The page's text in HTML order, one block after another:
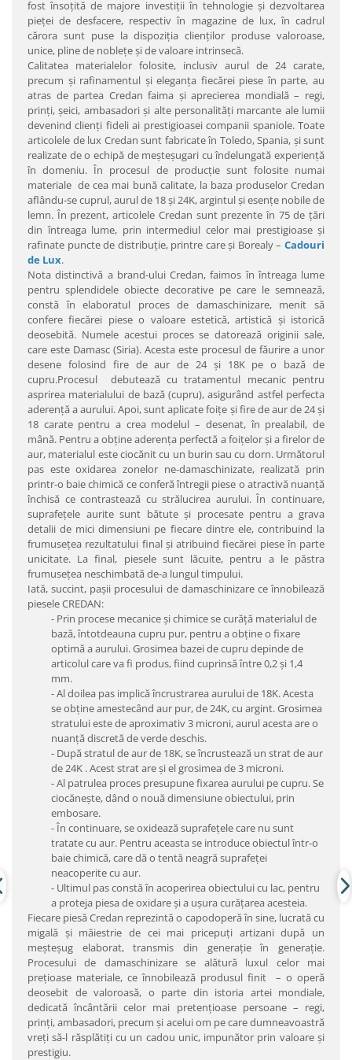
fost însoţită de majore investiţii în tehnologie şi dezvoltarea
pieţei de desfacere, respectiv în magazine de lux, în cadrul
cărora sunt puse la dispoziţia clienţilor produse valoroase,
unice, pline de nobleţe şi de valoare intrinsecă.
Calitatea materialelor folosite, inclusiv aurul de 24 carate,
precum şi rafinamentul şi eleganţa fiecărei piese în parte, au
atras de partea Credan faima şi aprecierea mondială – regi,
prinţi, şeici, ambasadori şi alte personalităţi marcante ale lumii
devenind clienţi fideli ai prestigioasei companii spaniole. Toate
articolele de lux Credan sunt fabricate în Toledo, Spania, şi sunt
realizate de o echipă de meşteşugari cu îndelungată experienţă
în domeniu. În procesul de producţie sunt folosite numai
materiale de cea mai bună calitate, la baza produselor Credan
aflându-se cuprul, aurul de 18 şi 24K, argintul şi esenţe nobile de
lemn. În prezent, articolele Credan sunt prezente în 75 de ţări
din întreaga lume, prin intermediul celor mai prestigioase şi
rafinate puncte de distribuţie, printre care şi Borealy – Cadouri
de Lux.
Nota distinctivă a brand-ului Credan, faimos în întreaga lume
pentru splendidele obiecte decorative pe care le semnează,
constă în elaboratul proces de damaschinizare, menit să
confere fiecărei piese o valoare estetică, artistică şi istorică
deosebită. Numele acestui proces se datorează originii sale,
care este Damasc (Siria). Acesta este procesul de făurire a unor
desene folosind fire de aur de 24 şi 18K pe o bază de
cupru.Procesul debutează cu tratamentul mecanic pentru
asprirea materialului de bază (cupru), asigurând astfel perfecta
aderenţă a aurului. Apoi, sunt aplicate foiţe şi fire de aur de 24 şi
18 carate pentru a crea modelul – desenat, în prealabil, de
mână. Pentru a obţine aderenţa perfectă a foiţelor şi a firelor de
aur, materialul este ciocănit cu un burin sau cu dorn. Următorul
pas este oxidarea zonelor ne-damaschinizate, realizată prin
printr-o baie chimică ce conferă întregii piese o atractivă nuanţă
închisă ce contrastează cu strălucirea aurului. În continuare,
suprafeţele aurite sunt bătute şi procesate pentru a grava
detalii de mici dimensiuni pe fiecare dintre ele, contribuind la
frumuseţea rezultatului final şi atribuind fiecărei piese în parte
unicitate. La final, piesele sunt lăcuite, pentru a le păstra
frumuseţea neschimbată de-a lungul timpului.
Iată, succint, paşii procesului de damaschinizare ce înnobilează
piesele CREDAN:
- Prin procese mecanice şi chimice se curăţă materialul de
bază, întotdeauna cupru pur, pentru a obţine o fixare
optimă a aurului. Grosimea bazei de cupru depinde de
articolul care va fi produs, fiind cuprinsă între 0,2 şi 1,4
mm.
- Al doilea pas implică încrustrarea aurului de 18K. Acesta
se obţine amestecând aur pur, de 24K, cu argint. Grosimea
stratului este de aproximativ 3 microni, aurul acesta are o
nuanţă discretă de verde deschis.
- După stratul de aur de 18K, se încrustează un strat de aur
de 24K . Acest strat are şi el grosimea de 3 microni.
- Al patrulea proces presupune fixarea aurului pe cupru. Se
ciocăneşte, dând o nouă dimensiune obiectului, prin
embosare.
- În continuare, se oxidează suprafeţele care nu sunt
tratate cu aur. Pentru aceasta se introduce obiectul într-o
baie chimică, care dă o tentă neagră suprafeţei
neacoperite cu aur.
- Ultimul pas constă în acoperirea obiectului cu lac, pentru
a proteja piesa de oxidare şi a uşura curăţarea acesteia.
Fiecare piesă Credan reprezintă o capodoperă în sine, lucrată cu
migală şi măiestrie de cei mai pricepuţi artizani după un
meşteşug elaborat, transmis din generaţie în generaţie.
Procesului de damaschinizare se alătură luxul celor mai
preţioase materiale, ce înnobilează produsul finit – o operă
deosebit de valoroasă, o parte din istoria artei mondiale,
dedicată încântării celor mai pretenţioase persoane – regi,
prinţi, ambasadori, precum şi acelui om pe care dumneavoastră
vreţi să-l răsplătiţi cu un cadou unic, impunător prin valoare şi
prestigiu.